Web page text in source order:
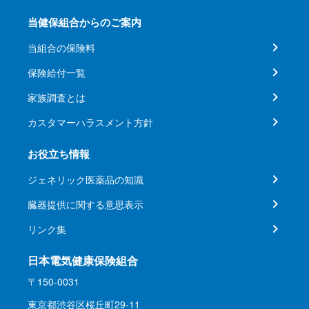
当健保組合からのご案内
当組合の保険料
保険給付一覧
家族調査とは
カスタマーハラスメント方針
お役立ち情報
ジェネリック医薬品の知識
臓器提供に関する意思表示
リンク集
日本電気健康保険組合
〒150-0031
東京都渋谷区桜丘町29-11